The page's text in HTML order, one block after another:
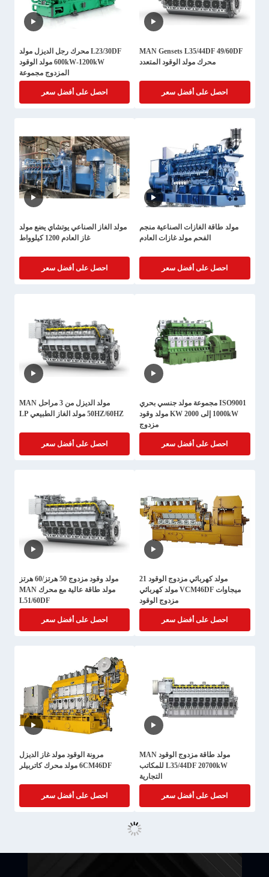
MAN Gensets L35/44DF 49/60DF
محرك مولد الوقود المتعدد
احصل على أفضل سعر
L23/30DF محرك رجل الديزل مولد
600kW-1200kW مولد الوقود
المزدوج مجموعة
احصل على أفضل سعر
مولد طاقة الغازات الصناعية منجم
الفحم مولد غازات العادم
احصل على أفضل سعر
مولد الغاز الصناعي يوتشاي يضع مولد
غاز العادم 1200 كيلوواط
احصل على أفضل سعر
ISO9001 مجموعة مولد جنسي بحري
1000kW إلى 2000 KW مولد وقود
مزدوج
احصل على أفضل سعر
مولد الديزل من 3 مراحل MAN
50HZ/60HZ مولد الغاز الطبيعي LP
احصل على أفضل سعر
مولد كهربائي مزدوج الوقود 21
ميجاوات VCM46DF مولد كهربائي
مزدوج الوقود
احصل على أفضل سعر
مولد وقود مزدوج 50 هرتز/60 هرتز
مولد طاقة عالية مع محرك MAN
L51/60DF
احصل على أفضل سعر
مولد طاقة مزدوج الوقود MAN
L35/44DF 20700kW للمكاتب
التجارية
احصل على أفضل سعر
مرونة الوقود مولد غاز الديزل
6CM46DF مولد محرك كاتربيلر
احصل على أفضل سعر